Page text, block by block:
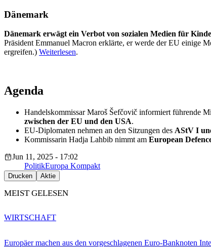
Dänemark
Dänemark erwägt ein Verbot von sozialen Medien für
Präsident Emmanuel Macron erklärte, er werde der EU einige
ergreifen.) Weiterlesen.
Agenda
Handelskommissar Maroš Šefčovič informiert führende
zwischen der EU und den USA.
EU-Diplomaten nehmen an den Sitzungen des AStV I
Kommissarin Hadja Lahbib nimmt am European
Jun 11, 2025 - 17:02
PolitikEuropa Kompakt
Drucken Aktie
MEIST GELESEN
Europäer machen aus den vorgeschlagenen Euro-Banknoten
WIRTSCHAFT